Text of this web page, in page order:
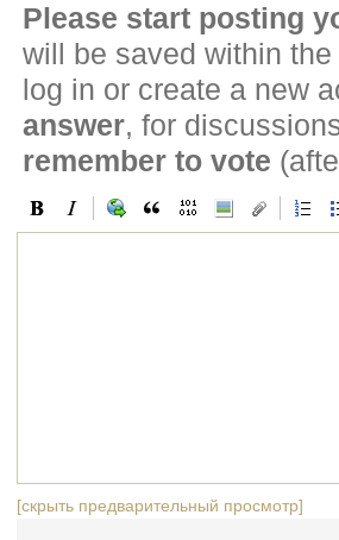
Please start posting
will be saved within
log in or create a new
answer, for
remember to vote
[скрыть предварительный просмотр]